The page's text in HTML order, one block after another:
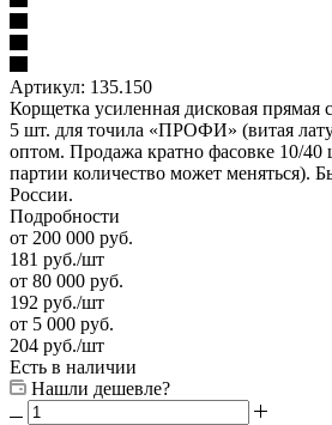
Артикул: 135.150
Корщетка усиленная дисковая прямая
5 шт. для точила «ПРОФИ» (витая
оптом. Продажа кратно фасовке 10/40
партии количество может меняться).
России.
Подробности
от 200 000 руб.
181 руб./шт
от 80 000 руб.
192 руб./шт
от 5 000 руб.
204 руб./шт
Есть в наличии
Нашли дешевле?